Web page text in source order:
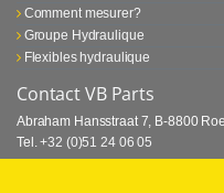
Comment mesurer?
Groupe Hydraulique
Flexibles hydraulique
Contact VB Parts
Abraham Hansstraat 7, B-8800
Tel. +32 (0)51 24 06 05